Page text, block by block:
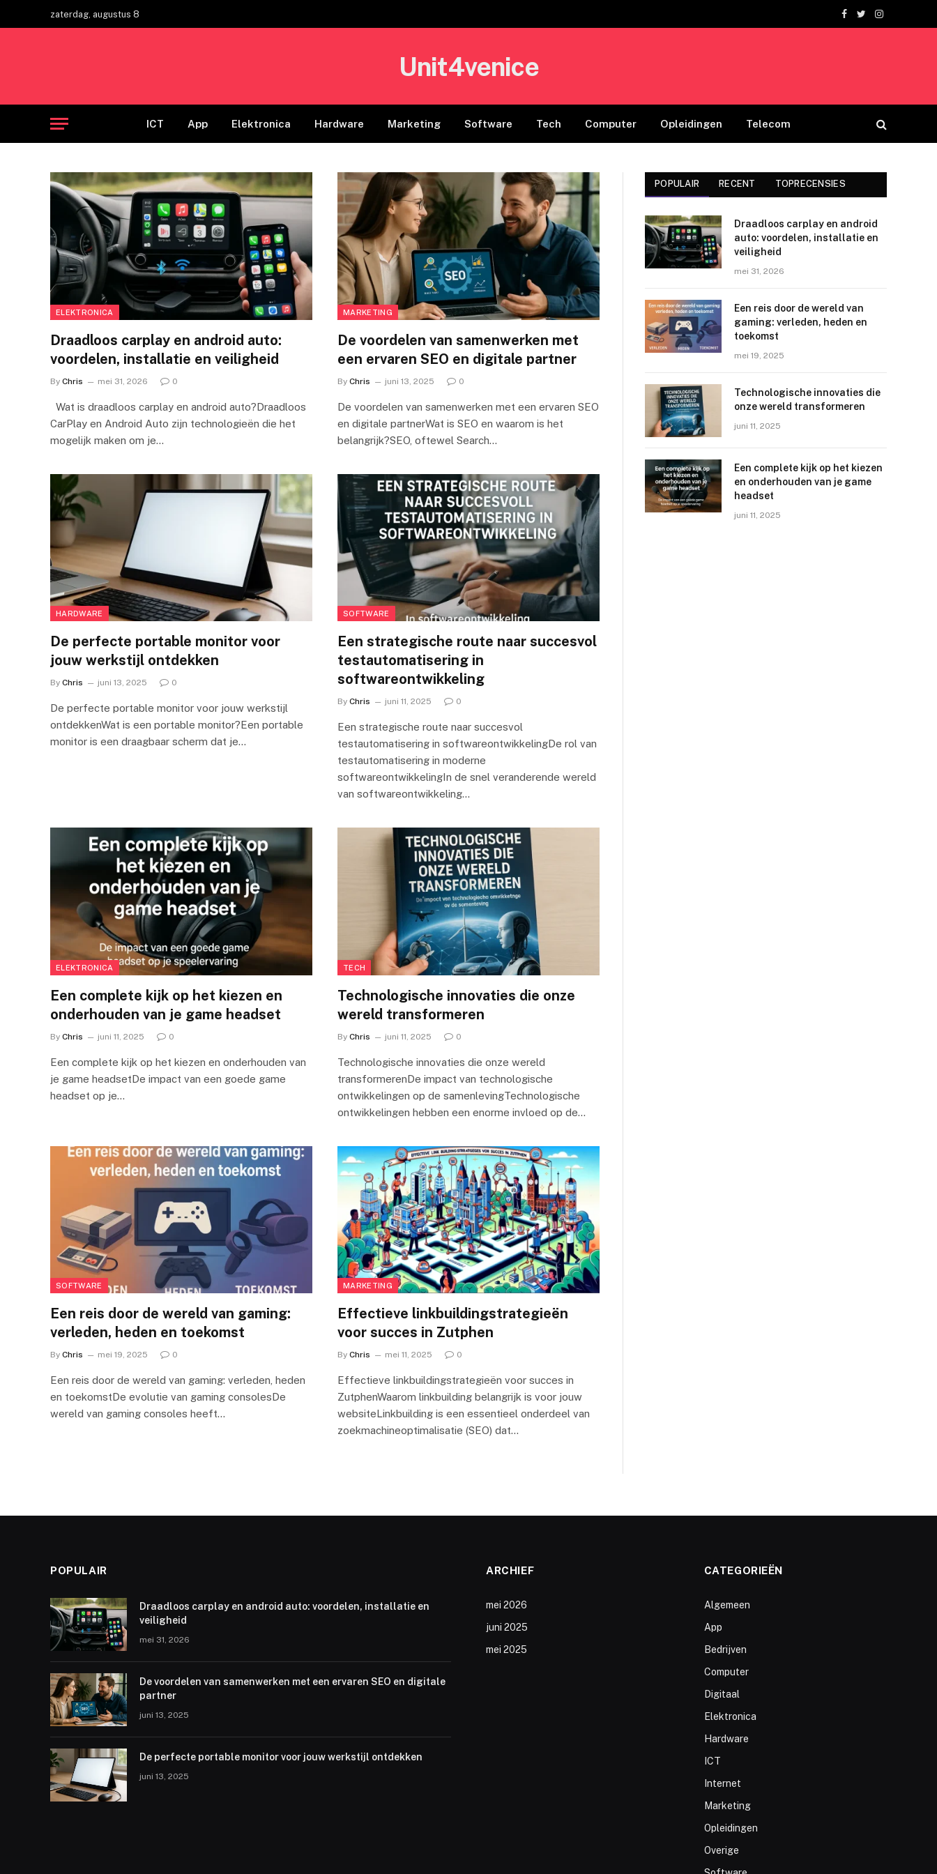
zaterdag, augustus 8
Facebook
TwitterInstagram
Unit4venice
ICT App Elektronica Hardware Marketing Software Tech Computer Opleidingen Telecom
ELEKTRONICA
Draadloos carplay en android auto:
voordelen, installatie en veiligheid
By Chris mei 31, 2026 0
Wat is draadloos carplay en android auto?Draadloos
CarPlay en Android Auto zijn technologieën die het
mogelijk maken om je…
MARKETING
De voordelen van samenwerken met
een ervaren SEO en digitale partner
By Chris juni 13, 2025 0
De voordelen van samenwerken met een ervaren SEO
en digitale partnerWat is SEO en waarom is het
belangrijk?SEO, oftewel Search…
HARDWARE
De perfecte portable monitor voor
jouw werkstijl ontdekken
By Chris juni 13, 2025 0
De perfecte portable monitor voor jouw werkstijl
ontdekkenWat is een portable monitor?Een portable
monitor is een draagbaar scherm dat je…
SOFTWARE
Een strategische route naar succesvol
testautomatisering in
softwareontwikkeling
By Chris juni 11, 2025 0
Een strategische route naar succesvol
testautomatisering in softwareontwikkelingDe rol van
testautomatisering in moderne
softwareontwikkelingIn de snel veranderende wereld
van softwareontwikkeling…
ELEKTRONICA
Een complete kijk op het kiezen en
onderhouden van je game headset
By Chris juni 11, 2025 0
Een complete kijk op het kiezen en onderhouden van
je game headsetDe impact van een goede game
headset op je…
TECH
Technologische innovaties die onze
wereld transformeren
By Chris juni 11, 2025 0
Technologische innovaties die onze wereld
transformerenDe impact van technologische
ontwikkelingen op de samenlevingTechnologische
ontwikkelingen hebben een enorme invloed op de…
SOFTWARE
Een reis door de wereld van gaming:
verleden, heden en toekomst
By Chris mei 19, 2025 0
Een reis door de wereld van gaming: verleden, heden
en toekomstDe evolutie van gaming consolesDe
wereld van gaming consoles heeft…
MARKETING
Effectieve linkbuildingstrategieën
voor succes in Zutphen
By Chris mei 11, 2025 0
Effectieve linkbuildingstrategieën voor succes in
ZutphenWaarom linkbuilding belangrijk is voor jouw
websiteLinkbuilding is een essentieel onderdeel van
zoekmachineoptimalisatie (SEO) dat…
POPULAIR RECENT TOPRECENSIES
Draadloos carplay en android
auto: voordelen, installatie en
veiligheid
mei 31, 2026
Een reis door de wereld van
gaming: verleden, heden en
toekomst
mei 19, 2025
Technologische innovaties die
onze wereld transformeren
juni 11, 2025
Een complete kijk op het kiezen
en onderhouden van je game
headset
juni 11, 2025
POPULAIR
Draadloos carplay en android auto: voordelen, installatie en
veiligheid
mei 31, 2026
De voordelen van samenwerken met een ervaren SEO en digitale
partner
juni 13, 2025
De perfecte portable monitor voor jouw werkstijl ontdekken
juni 13, 2025
ARCHIEF
mei 2026
juni 2025
mei 2025
CATEGORIEËN
Algemeen
App
Bedrijven
Computer
Digitaal
Elektronica
Hardware
ICT
Internet
Marketing
Opleidingen
Overige